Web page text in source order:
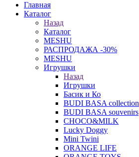
Главная
Каталог
Назад
Каталог
MESHU
РАСПРОДАЖА -30%
MESHU
Игрушки
Назад
Игрушки
Басик и Ко
BUDI BASA collection
BUDI BASA souvenirs
CHOCO&MILK
Lucky Doggy
Mini Twini
ORANGE LIFE